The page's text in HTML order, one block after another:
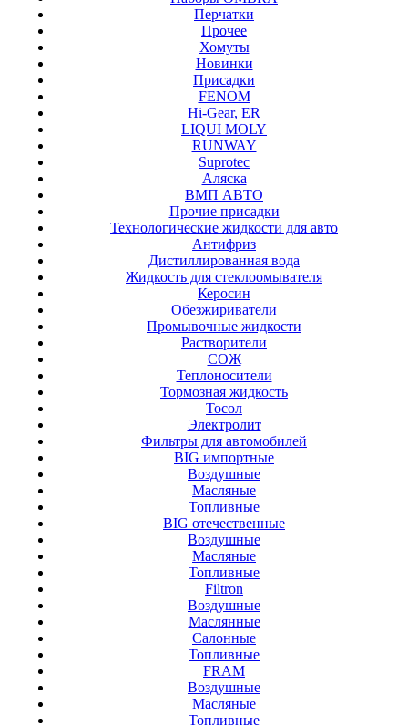
Перчатки
Прочее
Хомуты
Новинки
Присадки
FENOM
Hi-Gear, ER
LIQUI MOLY
RUNWAY
Suprotec
Аляска
ВМП АВТО
Прочие присадки
Технологические жидкости для авто
Антифриз
Дистиллированная вода
Жидкость для стеклоомывателя
Керосин
Обезжириватели
Промывочные жидкости
Растворители
СОЖ
Теплоносители
Тормозная жидкость
Тосол
Электролит
Фильтры для автомобилей
BIG импортные
Воздушные
Масляные
Топливные
BIG отечественные
Воздушные
Масляные
Топливные
Filtron
Воздушные
Маслянные
Салонные
Топливные
FRAM
Воздушные
Масляные
Топливные